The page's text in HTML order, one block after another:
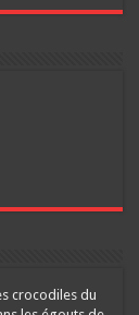
crocodiles du